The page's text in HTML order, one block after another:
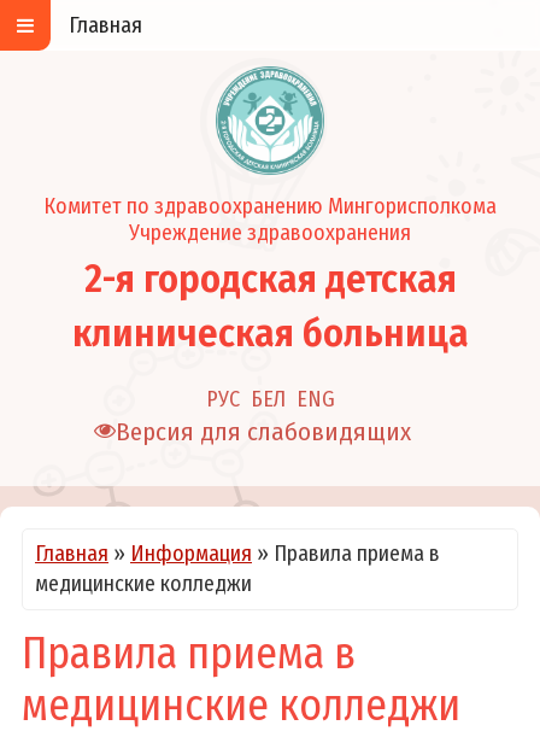
Комитет по здравоохранению Мингорисполкома
Учреждение здравоохранения
2-я городская детская
клиническая больница
РУС БЕЛ ENG
Версия для слабовидящих
Главная
Главная » Информация » Правила приема в
медицинские колледжи
Правила приема в
медицинские колледжи